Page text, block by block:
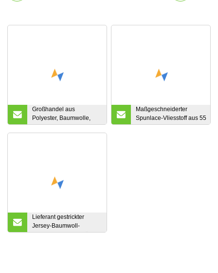
Großhandel aus
Polyester, Baumwolle,
Nylon, weich,
handgewebt, Spandex-
Maßgeschneiderter
Spunlace-Vliesstoff aus 55
% Zellulose und 45 %
Lieferant gestrickter
Jersey-Baumwoll-
Spandex-Textilstoff für